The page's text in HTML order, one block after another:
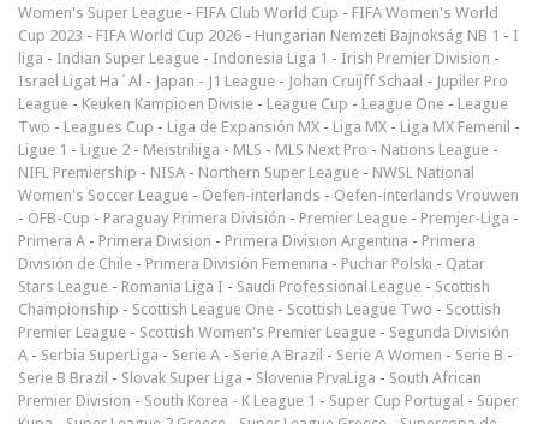
Women's Super League - FIFA Club World Cup - FIFA Women's World
Cup 2023 - FIFA World Cup 2026 - Hungarian Nemzeti Bajnokság NB 1 - I
liga - Indian Super League - Indonesia Liga 1 - Irish Premier Division -
Israel Ligat Ha`Al - Japan - J1 League - Johan Cruijff Schaal - Jupiler Pro
League - Keuken Kampioen Divisie - League Cup - League One - League
Two - Leagues Cup - Liga de Expansión MX - Liga MX - Liga MX Femenil -
Ligue 1 - Ligue 2 - Meistriliiga - MLS - MLS Next Pro - Nations League -
NIFL Premiership - NISA - Northern Super League - NWSL National
Women's Soccer League - Oefen-interlands - Oefen-interlands Vrouwen
- ÖFB-Cup - Paraguay Primera División - Premier League - Premjer-Liga -
Primera A - Primera Division - Primera Division Argentina - Primera
División de Chile - Primera División Femenina - Puchar Polski - Qatar
Stars League - Romania Liga I - Saudi Professional League - Scottish
Championship - Scottish League One - Scottish League Two - Scottish
Premier League - Scottish Women's Premier League - Segunda División
A - Serbia SuperLiga - Serie A - Serie A Brazil - Serie A Women - Serie B -
Serie B Brazil - Slovak Super Liga - Slovenia PrvaLiga - South African
Premier Division - South Korea - K League 1 - Super Cup Portugal - Süper